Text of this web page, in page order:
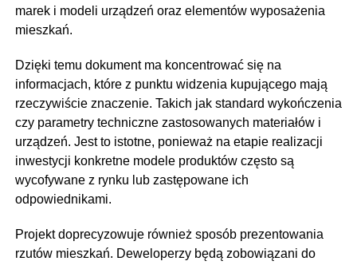
marek i modeli urządzeń oraz elementów wyposażenia
mieszkań.
Dzięki temu dokument ma koncentrować się na
informacjach, które z punktu widzenia kupującego mają
rzeczywiście znaczenie. Takich jak standard wykończenia
czy parametry techniczne zastosowanych materiałów i
urządzeń. Jest to istotne, ponieważ na etapie realizacji
inwestycji konkretne modele produktów często są
wycofywane z rynku lub zastępowane ich
odpowiednikami.
Projekt doprecyzowuje również sposób prezentowania
rzutów mieszkań. Deweloperzy będą zobowiązani do